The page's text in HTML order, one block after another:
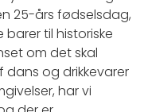
25-års fødselsdag,
til historiske
om det skal
og drikkevarer
har vi